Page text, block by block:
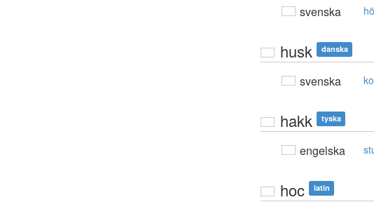
svenska
husk danska
svenska
hakk tyska
engelska
hoc latin